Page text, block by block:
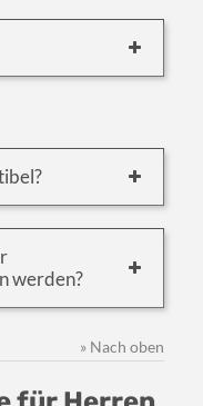
werden?
» Nach oben